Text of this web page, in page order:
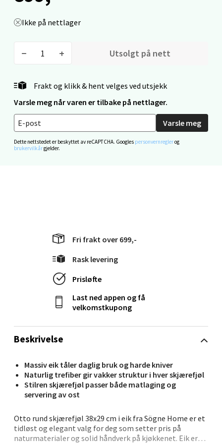
Ikke på nettlager
Utsolgt på nett
Frakt og klikk & hent velges ved utsjekk
Varsle meg når varen er tilbake på nettlager.
Varsle meg
Dette nettstedet er beskyttet av reCAPTCHA. Googles personvernreglerog
brukervilkårgjelder.
Beskrivelse
Massiv eik tåler daglig bruk og harde kniver
Naturlig trefiber gir vakker struktur i hver skjærefjøl
Stilren skjærefjøl passer både matlaging og
servering av ost
Otto rund skjærefjøl 38x29 cm i eik fra Sögne Home er et
tidløst og elegant valg for deg som setter pris på
naturmaterialer og solid håndverk på kjøkkenet. Eik er
Fri frakt over 699,-
Rask levering
Prisløfte
Last ned appen og få
velkomstkupong
Fridtjof Nansensgate 22, 8622 Mo i Rana
Åpent i dag 10-18
0 i butikk
Åpent i dag 10-18
0 i butikk
Molde - Moldetorget
Åpent i dag 10-18
0 i butikk